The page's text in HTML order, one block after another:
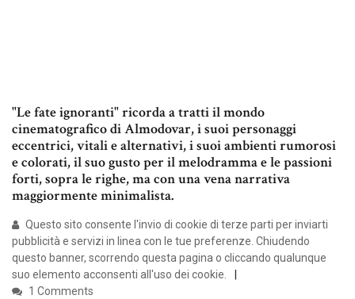
"Le fate ignoranti" ricorda a tratti il mondo
cinematografico di Almodovar, i suoi personaggi
eccentrici, vitali e alternativi, i suoi ambienti rumorosi
e colorati, il suo gusto per il melodramma e le passioni
forti, sopra le righe, ma con una vena narrativa
maggiormente minimalista.
Questo sito consente l'invio di cookie di terze parti per inviarti
pubblicità e servizi in linea con le tue preferenze. Chiudendo
questo banner, scorrendo questa pagina o cliccando qualunque
suo elemento acconsenti all'uso dei cookie.
1 Comments